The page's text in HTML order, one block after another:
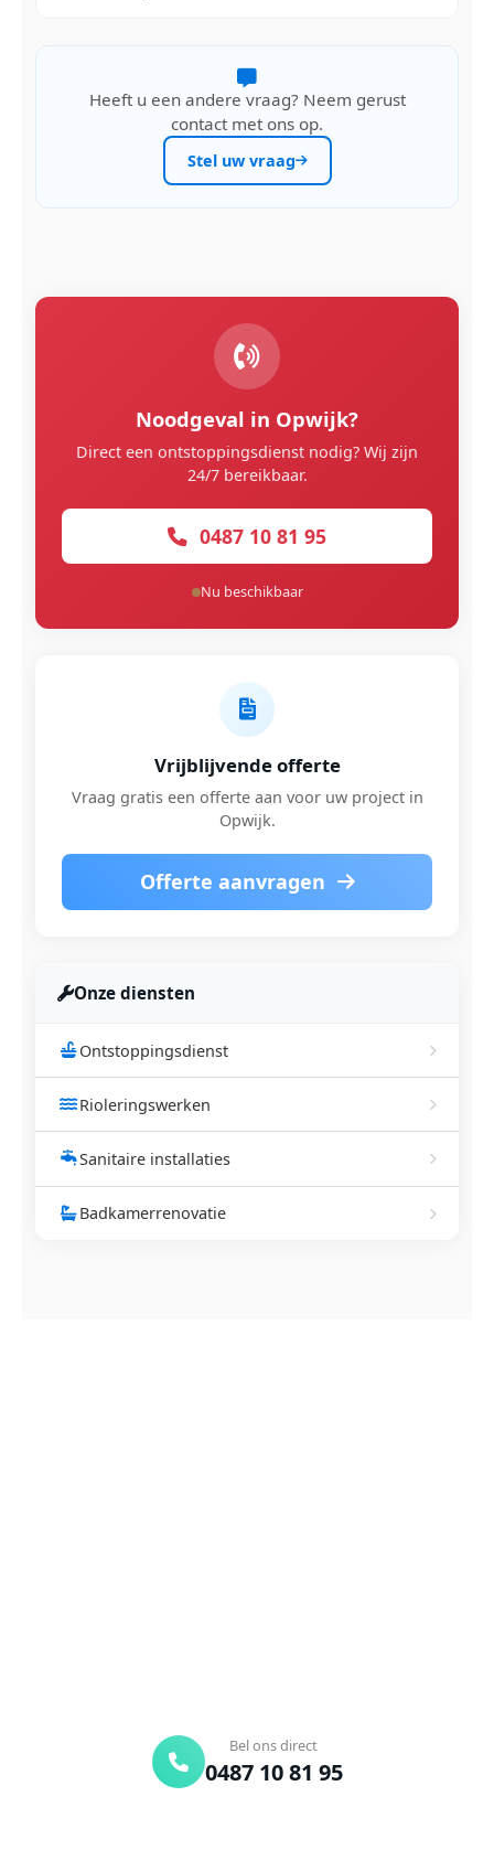
Heeft u een andere vraag? Neem gerust
contact met ons op.
Stel uw vraag
Noodgeval in Opwijk?
Direct een ontstoppingsdienst nodig? Wij zijn
24/7 bereikbaar.
0487 10 81 95
Nu beschikbaar
Vrijblijvende offerte
Vraag gratis een offerte aan voor uw project in
Opwijk.
Offerte aanvragen
Onze diensten
Ontstoppingsdienst
Rioleringswerken
Sanitaire installaties
Badkamerrenovatie
Bel ons direct
0487 10 81 95